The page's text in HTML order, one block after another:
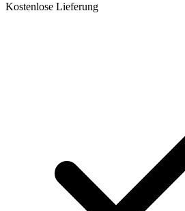
Kostenlose Lieferung